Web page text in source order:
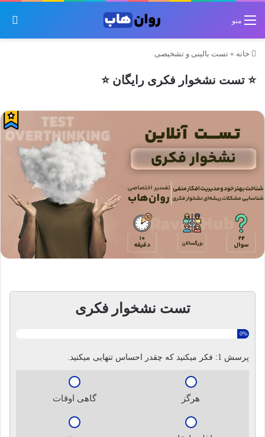
منو
خانه » تست بالینی و تشخیصی
⭐ تست نشخوار فکری رایگان ⭐
تست نشخوار فکری
0%
پرسش 1: فکر میکنید که چقدر احساس تنهایی میکنید.
هرگز گاهی اوقات